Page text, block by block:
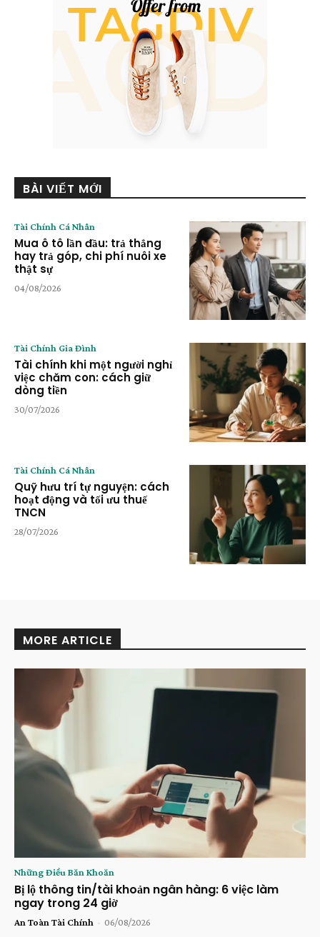
BÀI VIẾT MỚI
Tài Chính Cá Nhân
Mua ô tô lần đầu: trả thẳng
hay trả góp, chi phí nuôi xe
thật sự
04/08/2026
Tài Chính Gia Đình
Tài chính khi một người nghỉ
việc chăm con: cách giữ
dòng tiền
30/07/2026
Tài Chính Cá Nhân
Quỹ hưu trí tự nguyện: cách
hoạt động và tối ưu thuế
TNCN
28/07/2026
MORE ARTICLE
Những Điều Băn Khoăn
Bị lộ thông tin/tài khoản ngân hàng: 6 việc làm
ngay trong 24 giờ
An Toàn Tài Chính - 06/08/2026